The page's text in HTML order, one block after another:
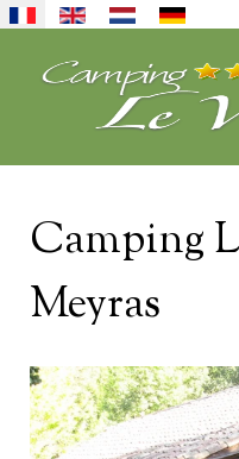
Sélectionnez votre langue
Camping
Meyras